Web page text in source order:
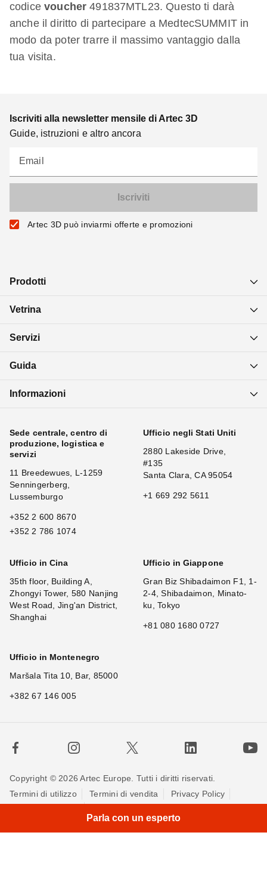
codicevoucher 491837MTL23. Questo ti darà
anche il diritto di partecipare a MedtecSUMMIT in
modo da poter trarre il massimo vantaggio dalla
tua visita.
Iscriviti alla newsletter mensile di Artec 3D
Guide, istruzioni e altro ancora
Email
Artec 3D può inviarmi offerte e promozioni
Prodotti
Vetrina
Servizi
Guida
Informazioni
Sede centrale, centro di
produzione, logistica e
servizi
11 Breedewues, L-1259
Senningerberg,
Lussemburgo
+352 2 600 8670
+352 2 786 1074
Ufficio negli Stati Uniti
2880 Lakeside Drive,
#135
Santa Clara, CA 95054
+1 669 292 5611
Ufficio in Cina
35th floor, Building A,
Zhongyi Tower, 580 Nanjing
West Road, Jing'an District,
Shanghai
Ufficio in Giappone
Gran Biz Shibadaimon F1, 1-
2-4, Shibadaimon, Minato-
ku, Tokyo
+81 080 1680 0727
Ufficio in Montenegro
Maršala Tita 10, Bar, 85000
+382 67 146 005
Copyright © 2026 Artec Europe. Tutti i diritti riservati.
Termini di utilizzo
Termini di vendita
Privacy Policy
Parla con un esperto